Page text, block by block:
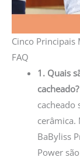
Cinco Principais
FAQ
1. Quais
cacheado?
cacheado
cerâmica.
BaByliss
Power